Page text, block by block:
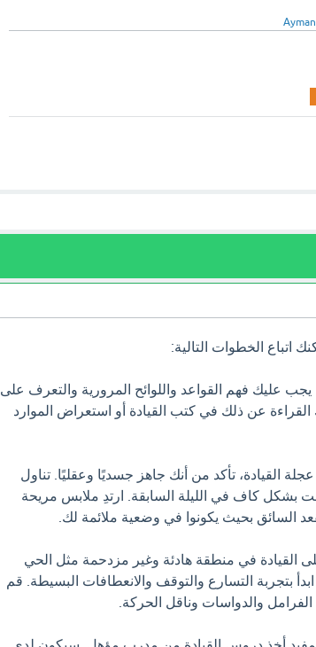
Ayman
اتباع الخطوات التالية:
يجب عليك فهم القواعد واللوائح المرورية والتعرف على
عن ذلك في كتب القيادة أو استعراض الموارد
القيادة، تأكد من أنك جاهز جسديًا وعقليًا. تناول
بشكل كاف في الليلة السابقة. ارتدِ ملابس مريحة
السائق بحيث يكونوا في وضعية ملائمة لك.
على القيادة في منطقة هادئة وغير مزدحمة مثل الحي
بتجربة التسارع والتوقف والانعطافات البسيطة. قم
والدواسات وناقل الحركة.